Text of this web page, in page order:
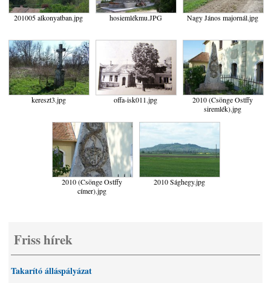
201005 alkonyatban.jpg hosiemlékmu.JPG Nagy János majornál.jpg
kereszt3.jpg offa-isk011.jpg
2010 (Csönge Ostffy
siremlék).jpg
2010 (Csönge Ostffy
címer).jpg
2010 Sághegy.jpg
Friss hírek
Takarító álláspályázat